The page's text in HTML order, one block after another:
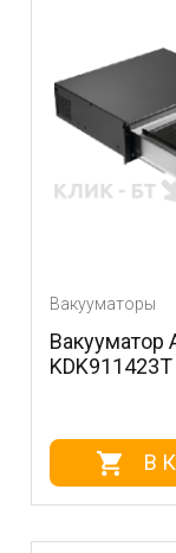
Вакууматоры
Вакууматор
KDK911423T
В